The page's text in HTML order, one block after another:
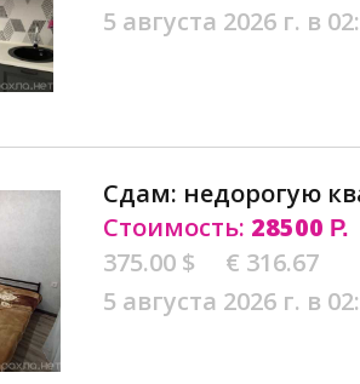
5 августа 2026 г. в
Сдам: недорогую
Стоимость: 28500 Р.
375.00 $
€ 316.67
5 августа 2026 г. в